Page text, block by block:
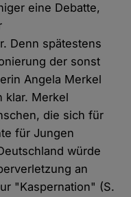
eine Debatte,
Denn spätestens
der sonst
Angela Merkel
klar. Merkel
die sich für
für Jungen
würde
an
"Kaspernation" (S.